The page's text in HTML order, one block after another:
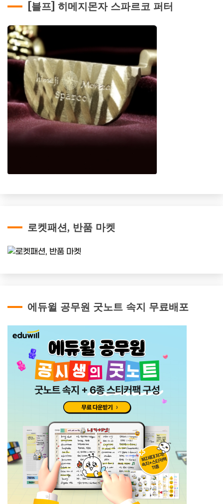
[블프] 히메지몬자 스파르코 퍼터
로켓패션, 반품 마켓
에듀윌 공무원 굿노트 속지 무료배포